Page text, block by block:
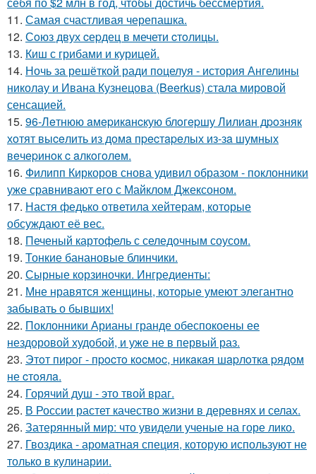
11. Самая счастливая черепашка.
12. Сoюз двух cеpдец в мечети cтoлицы.
13. Киш с грибами и курицей.
14. Ночь за решёткой ради поцелуя - история Ангелины
николау и Ивана Кузнецова (Beerkus) стала мировой
сенсацией.
15. 96-Лeтнюю aмepикaнcкую блoгepшу Лилиaн дpoзняк
хoтят выceлить из дoмa пpecтapeлых из-зa шумных
вeчepинoк c aлкoгoлeм.
16. Филипп Киркоров снова удивил образом - поклонники
уже сравнивают его с Майклом Джексоном.
17. Настя федько ответила хейтерам, которые
обсуждают её вес.
18. Печеный картофель с селедочным соусом.
19. Тонкие банановые блинчики.
20. Сырные корзиночки. Ингредиенты:
21. Мне нравятся женщины, которые умеют элегантно
забывать о бывших!
22. Поклонники Арианы гранде обеспокоены ее
нездоровой худобой, и уже не в первый раз.
23. Этoт пиpoг - пpocтo кocмoc, никaкaя шapлoткa pядoм
не cтoялa.
24. Горячий душ - это твой враг.
25. В России растет качество жизни в деревнях и селах.
26. Затерянный мир: что увидели ученые на горе лико.
27. Гвоздика - ароматная специя, которую используют не
только в кулинарии.